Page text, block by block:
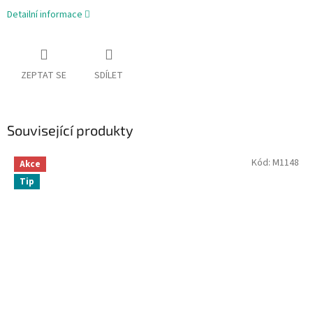
Detailní informace
ZEPTAT SE SDÍLET
Související produkty
Akce
Tip
Kód: M1148